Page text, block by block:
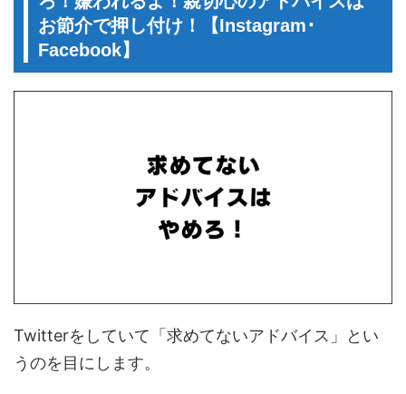
お節介で押し付け！【Instagram･
Facebook】
Twitterをしていて「求めてないアドバイス」とい
うのを目にします。